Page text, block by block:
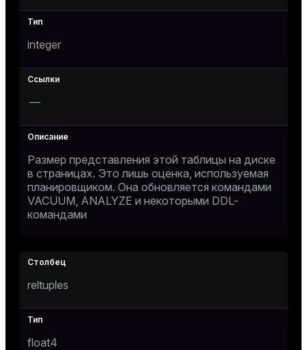
integer
—
Размер представления этой таблицы на диске
в страницах. Это лишь оценка, используемая
планировщиком. Она обновляется командами
VACUUM, ANALYZE и некоторыми DDL-
командами
reltuples
float4